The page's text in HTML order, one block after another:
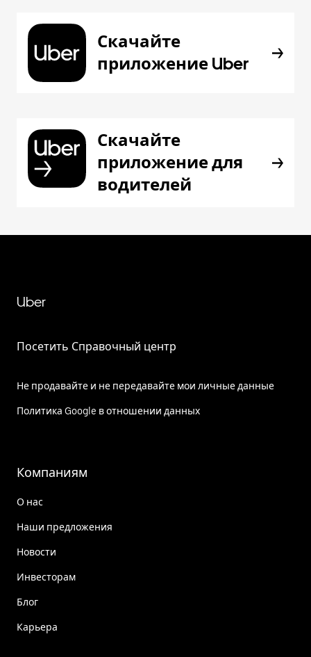
Скачайте
приложение Uber
Скачайте
приложение для
водителей
Uber
Посетить Справочный центр
Не продавайте и не передавайте мои личные данные
Политика Google в отношении данных
Компаниям
О нас
Наши предложения
Новости
Инвесторам
Блог
Карьера